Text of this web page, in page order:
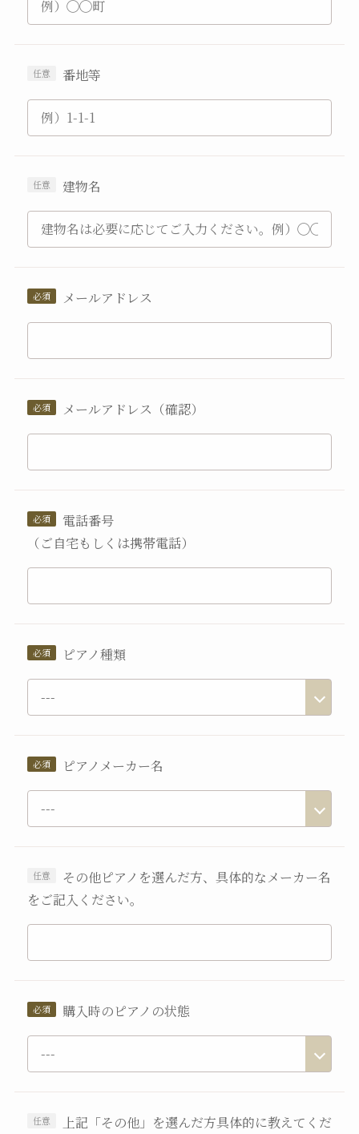
番地等
建物名
メールアドレス
メールアドレス（確認）
電話番号
（ご自宅もしくは携帯電話）
ピアノ種類
ピアノメーカー名
その他ピアノを選んだ方、具体的なメーカー名
をご記入ください。
購入時のピアノの状態
上記「その他」を選んだ方具体的に教えてくだ